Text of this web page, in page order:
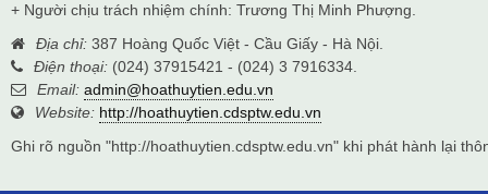
+ Người chịu trách nhiệm chính: Trương Thị Minh Phượng.
Địa chỉ: 387 Hoàng Quốc Việt - Cầu Giấy - Hà Nội.
Điện thoại: (024) 37915421 - (024) 3 7916334.
Email: admin@hoathuytien.edu.vn
Website: http://hoathuytien.cdsptw.edu.vn
Ghi rõ nguồn "http://hoathuytien.cdsptw.edu.vn" khi phát hành lại